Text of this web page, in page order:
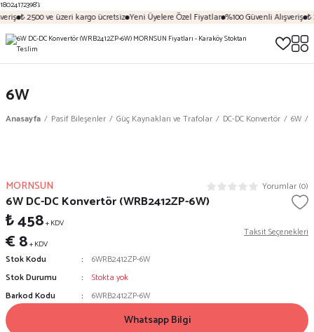
18024172398');
₺ 2500 ve üzeri kargo ücretsiz Yeni Üyelere Özel Fiyatlar %100 Güvenli Alışveriş ₺
6W
Anasayfa Pasif Bileşenler Güç Kaynakları ve Trafolar DC-DC Konvertör 6W
MORNSUN Yorumlar (0)
6W DC-DC Konvertör (WRB2412ZP-6W)
₺ 458+ KDV
€ 8+ KDV
Taksit Seçenekleri
Stok Kodu
6WRB2412ZP-6W
Stok Durumu
Stokta yok
Barkod Kodu
6WRB2412ZP-6W
Whatsapp Bilgi